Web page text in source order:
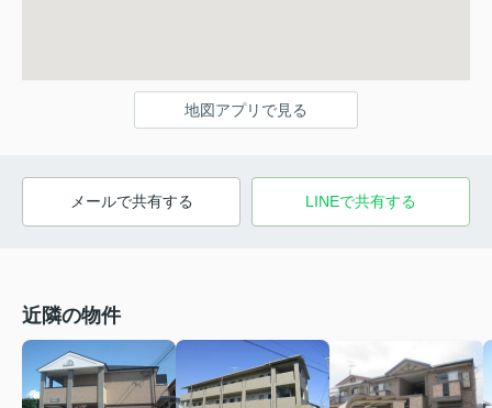
地図アプリで見る
メールで共有する LINEで共有する
近隣の物件